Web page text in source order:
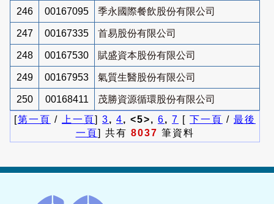
246 00167095 季永國際餐飲股份有限公司
247 00167335 首易股份有限公司
248 00167530 賦盛資本股份有限公司
249 00167953 氣質生醫股份有限公司
250 00168411
茂勝資源循環股份有限公司
[第一頁 / 上一頁] 3, 4, <5>, 6, 7 [ 下一頁 / 最後
一頁] 共有 8037 筆資料